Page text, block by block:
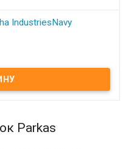
IndustriesNavy
Parkas